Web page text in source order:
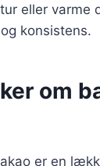
eller varme
konsistens.
om
er en